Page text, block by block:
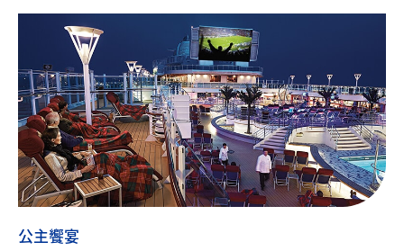
公主饗宴